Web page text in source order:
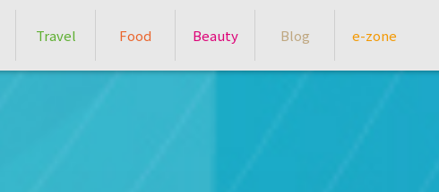
Travel Food Beauty Blog e-zone